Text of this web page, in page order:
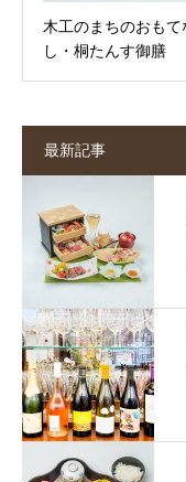
木工のまちのおもて
し・桐たんす御膳
最新記事